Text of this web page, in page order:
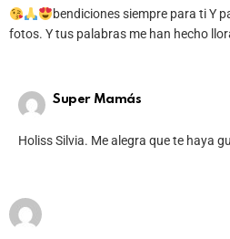
bendiciones siempre para ti Y
fotos. Y tus palabras me han hecho
Super Mamás
Holiss Silvia. Me alegra que te haya